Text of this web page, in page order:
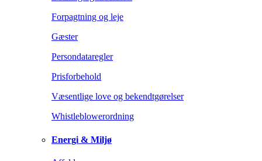
Forpagtning og leje
Gæster
Persondataregler
Prisforbehold
Væsentlige love og bekendtgørelser
Whistleblowerordning
Energi & Miljø